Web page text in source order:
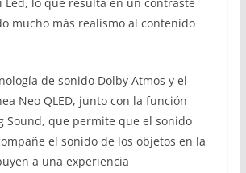
mucho más realismo al contenido
de sonido Dolby Atmos y el
Neo QLED, junto con la función
Sound, que permite que el sonido
el sonido de los objetos en la
a una experiencia